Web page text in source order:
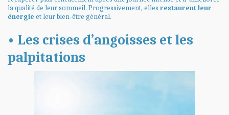
la qualité de leur sommeil. Progressivement, elles restaurentleur
énergie et leur bien-être général.
• Les crises d’angoisses et les
palpitations